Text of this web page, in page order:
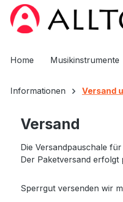
Hauptinhalt springen
Zur Suche springen
Zur Hauptnavigation
Home Musikinstrumente
Informationen Versand
Versand
Die Versandpauschale
Der Paketversand erfolgt
Sperrgut versenden wir